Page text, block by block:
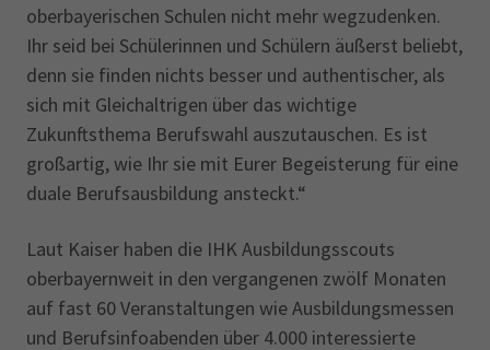
oberbayerischen Schulen nicht mehr wegzudenken.
Ihr seid bei Schülerinnen und Schülern äußerst beliebt,
denn sie finden nichts besser und authentischer, als
sich mit Gleichaltrigen über das wichtige
Zukunftsthema Berufswahl auszutauschen. Es ist
großartig, wie Ihr sie mit Eurer Begeisterung für eine
duale Berufsausbildung ansteckt.“
Laut Kaiser haben die IHK Ausbildungsscouts
oberbayernweit in den vergangenen zwölf Monaten
auf fast 60 Veranstaltungen wie Ausbildungsmessen
und Berufsinfoabenden über 4.000 interessierte